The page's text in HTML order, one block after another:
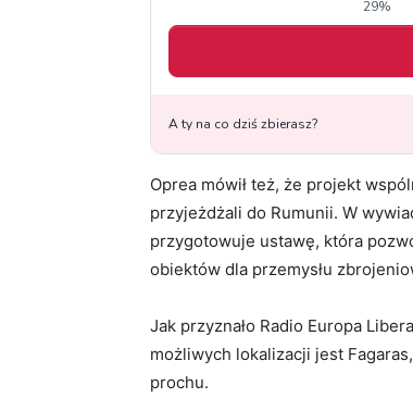
Oprea mówił też, że projekt
przyjeżdżali do Rumunii. W
przygotowuje ustawę, która
obiektów dla przemysłu
Jak przyznało Radio Europa
możliwych lokalizacji jest
prochu.